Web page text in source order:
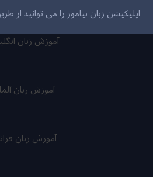
اپلیکیشن زبان بیاموز را می توانید از
آموزش زبان
آموزش زبان
آموزش زبان